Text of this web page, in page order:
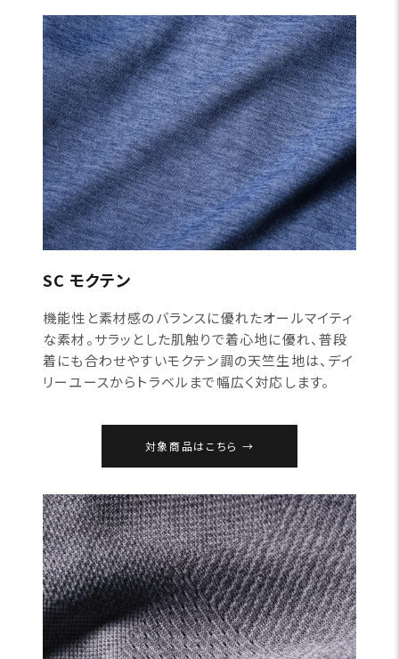
SC モクテン
機能性と素材感のバランスに優れたオールマイティ
な素材。サラッとした肌触りで着心地に優れ、普段
着にも合わせやすいモクテン調の天竺生地は、デイ
リーユースからトラベルまで幅広く対応します。
対象商品はこちら